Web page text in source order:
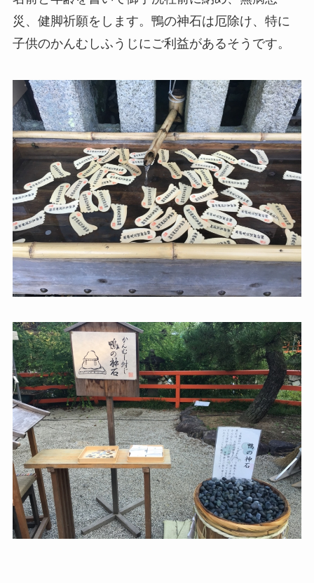
災、健脚祈願をします。鴨の神石は厄除け、特に
子供のかんむしふうじにご利益があるそうです。